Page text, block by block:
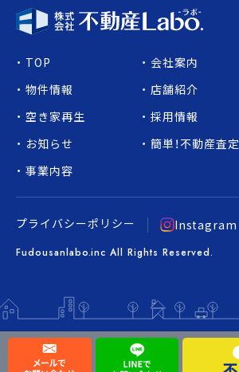
プライバシーポリシー Instagram
Fudousanlabo.inc All Rights Reserved.
TOP
お知らせ
店舗紹介
物件情報
事業内容
採用情報
空き家再生
会社案内
簡単！不動産査定